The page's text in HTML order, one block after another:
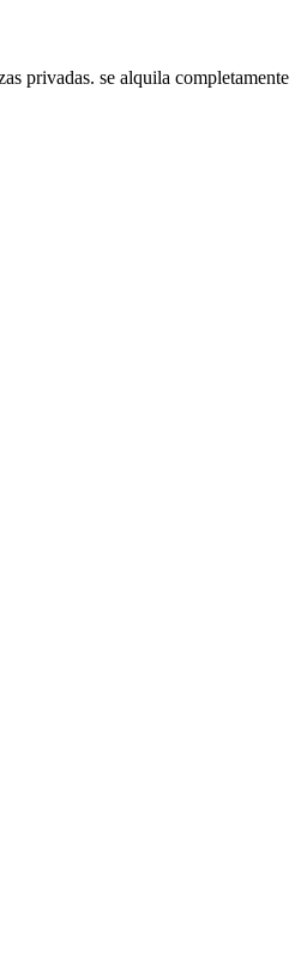
privadas. se alquila completamente